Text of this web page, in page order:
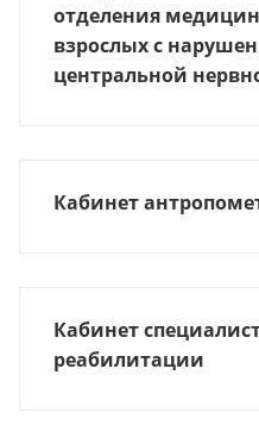
отделения
взрослых с
центральной
Кабинет
Кабинет
реабилитации